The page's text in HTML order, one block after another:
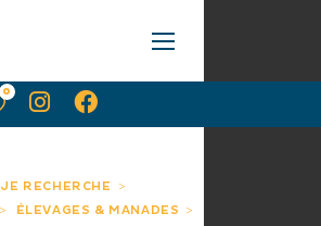
JE RECHERCHE
ÉLEVAGES & MANADES
0